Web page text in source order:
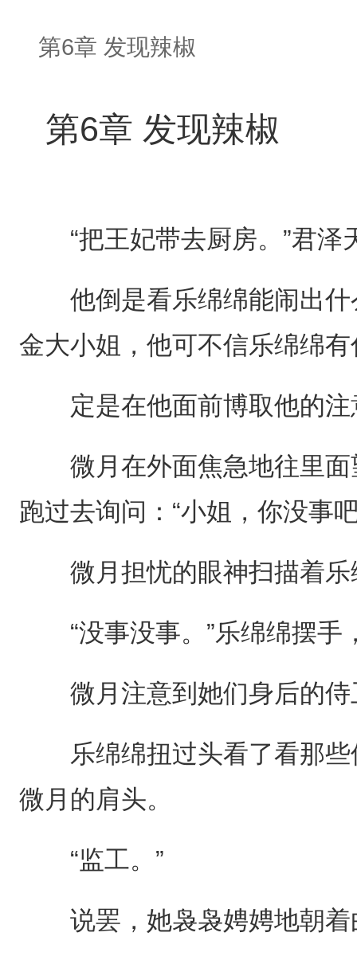
第6章 发现辣椒
第6章 发现辣椒
“把王妃带去厨房。”君泽
他倒是看乐绵绵能闹出什
金大小姐，他可不信乐绵绵
定是在他面前博取他的注
微月在外面焦急地往里面
跑过去询问：“小姐，你没事
微月担忧的眼神扫描着乐
“没事没事。”乐绵绵摆手
微月注意到她们身后的侍
乐绵绵扭过头看了看那些
微月的肩头。
“监工。”
说罢，她袅袅娉娉地朝着